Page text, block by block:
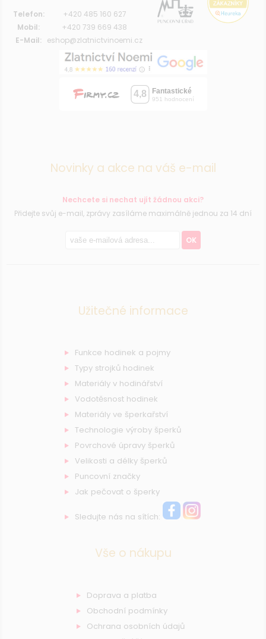
Telefon:
+420 485 160 627
Mobil:
+420 739 669 438
E-Mail:
eshop@zlatnictvinoemi.cz
Novinky a akce na váš e-mail
Nechcete si nechat ujít žádnou akci?
Přidejte svůj e-mail, zprávy zasíláme maximálně jednou za 14 dní
OK
Užitečné informace
Funkce hodinek a pojmy
Typy strojků hodinek
Materiály v hodinářství
Vodotěsnost hodinek
Materiály ve šperkařství
Technologie výroby šperků
Povrchové úpravy šperků
Velikosti a délky šperků
Puncovní značky
Jak pečovat o šperky
Sledujte nás na sítích:
Vše o nákupu
Doprava a platba
Obchodní podmínky
Ochrana osobních údajů